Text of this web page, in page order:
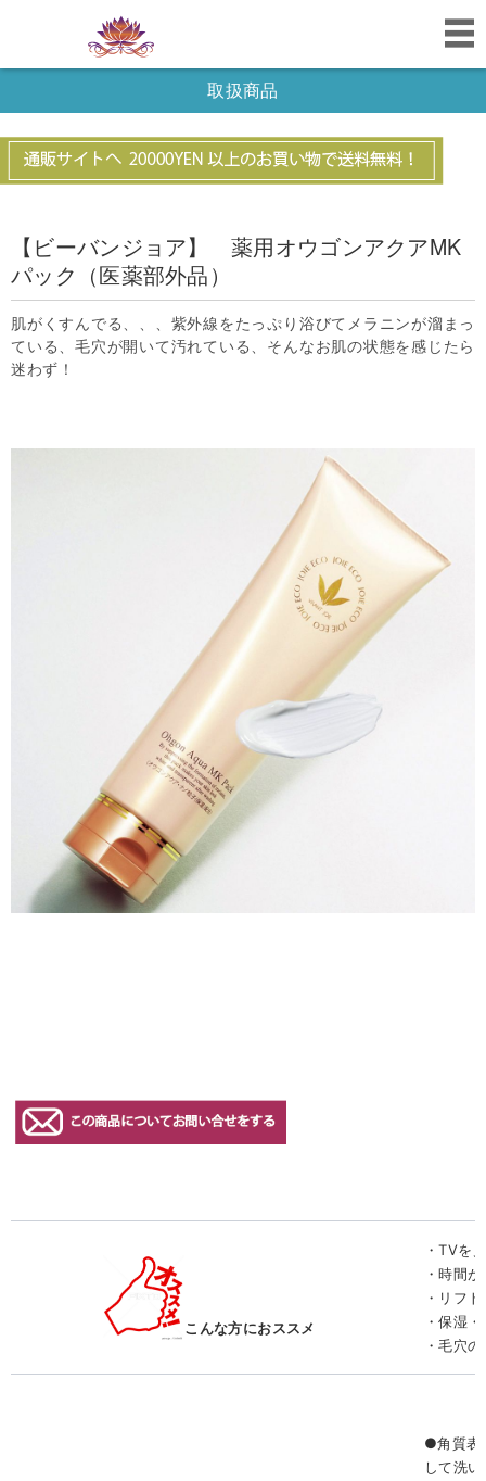
取扱商品
【ビーバンジョア】 薬用オウゴンアクアMK
パック（医薬部外品）
肌がくすんでる、、、紫外線をたっぷり浴びてメラニンが溜まっ
ている、毛穴が開いて汚れている、そんなお肌の状態を感じたら
迷わず！
こんな方におススメ
・TVを
・時間
・リフ
・保湿
・毛穴
●角質表
して洗